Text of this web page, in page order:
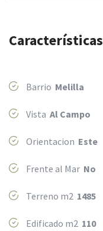
Características
Barrio Melilla
Vista Al Campo
Orientacion Este
Frente al Mar No
Terreno m2 1485
Edificado m2 110